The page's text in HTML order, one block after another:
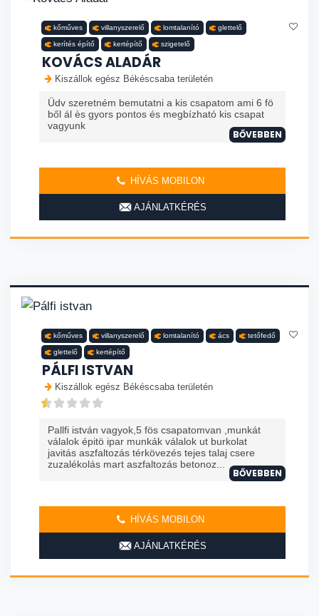
kőműves villanyszerelő lomtalanító glettelő
kerítés építő kertépítő szigetelő
KOVÁCS ALADÁR
Kiszállok egész Békéscsaba területén
Üdv szeretném bemutatni a kis csapatom ami 6 fö
ből ál ès gyors pontos és megbízható kis csapat
vagyunk
BŐVEBBEN
HÍVÁS MOBILON
AJÁNLATKÉRÉS
kőműves villanyszerelő lomtalanító ács tetőfedő
glettelő kertépítő
PÁLFI ISTVAN
Kiszállok egész Békéscsaba területén
Pallfi istván vagyok,5 fös csapatomvan ,munkát
válalok épitö ipar munkák válalok ut burkolat
javitás aszfaltozás térkövezés tejes talaj csere
zuzalékolás mart aszfaltozás betonoz...
BŐVEBBEN
HÍVÁS MOBILON
AJÁNLATKÉRÉS